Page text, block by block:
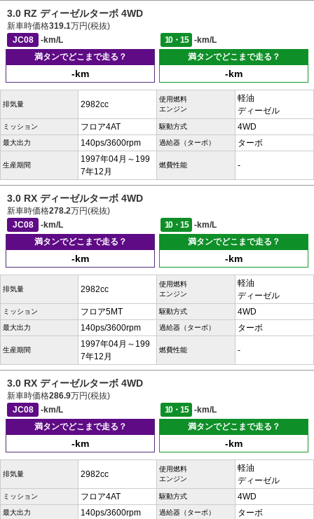
3.0 RZ ディーゼルターボ 4WD
新車時価格319.1万円(税抜)
JC08
-km/L 10・15
-km/L
満タンでどこまで走る？
-km
満タンでどこまで走る？
-km
排気量 2982cc
使用燃料
エンジン
軽油
ディーゼル
ミッション フロア4AT 駆動方式 4WD
最大出力 140ps/3600rpm 過給器（ターボ） ターボ
生産期間
1997年04月～199
7年12月
燃費性能 -
3.0 RX ディーゼルターボ 4WD
新車時価格278.2万円(税抜)
JC08
-km/L 10・15
-km/L
満タンでどこまで走る？
-km
満タンでどこまで走る？
-km
排気量 2982cc
使用燃料
エンジン
軽油
ディーゼル
ミッション フロア5MT 駆動方式 4WD
最大出力 140ps/3600rpm 過給器（ターボ） ターボ
生産期間
1997年04月～199
7年12月
燃費性能 -
3.0 RX ディーゼルターボ 4WD
新車時価格286.9万円(税抜)
JC08
-km/L 10・15
-km/L
満タンでどこまで走る？
-km
満タンでどこまで走る？
-km
排気量 2982cc
使用燃料
エンジン
軽油
ディーゼル
ミッション フロア4AT 駆動方式 4WD
最大出力 140ps/3600rpm 過給器（ターボ） ターボ